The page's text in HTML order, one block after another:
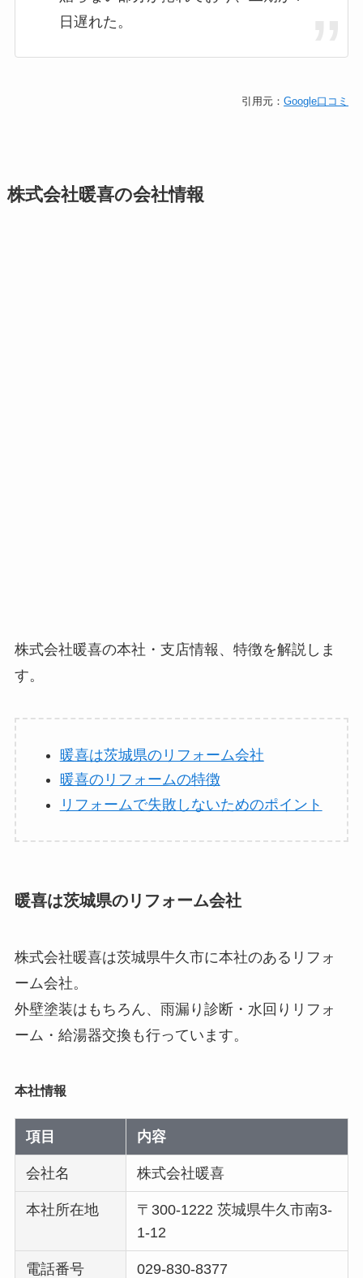
日遅れた。
引用元：Google口コミ
株式会社暖喜の会社情報
株式会社暖喜の本社・支店情報、特徴を解説しま
す。
暖喜は茨城県のリフォーム会社
暖喜のリフォームの特徴
リフォームで失敗しないためのポイント
暖喜は茨城県のリフォーム会社
株式会社暖喜は茨城県牛久市に本社のあるリフォ
ーム会社。
外壁塗装はもちろん、雨漏り診断・水回りリフォ
ーム・給湯器交換も行っています。
本社情報
項目 内容
会社名 株式会社暖喜
本社所在地
〒300-1222 茨城県牛久市南3-
1-12
電話番号 029-830-8377